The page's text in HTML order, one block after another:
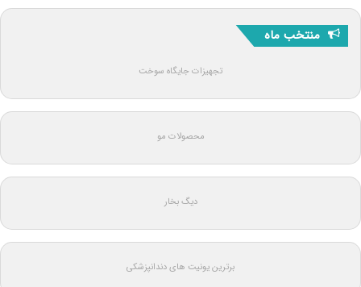
منتخب ماه
تجهیزات جایگاه سوخت
محصولات مو
دیگ بخار
برترین یونیت های دندانپزشکی